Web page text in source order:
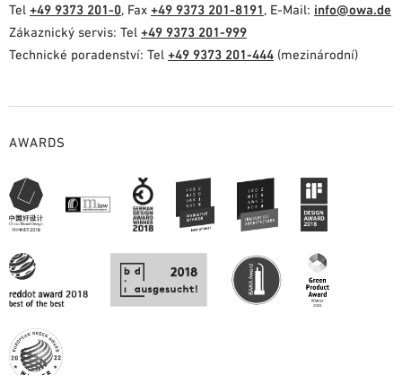
Tel +49 9373 201-0, Fax +49 9373 201-8191, E-Mail: info@owa.de
Zákaznický servis: Tel +49 9373 201-999
Technické poradenství: Tel +49 9373 201-444 (mezinárodní)
AWARDS